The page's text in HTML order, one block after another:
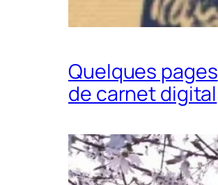
Quelques pages
de carnet digital